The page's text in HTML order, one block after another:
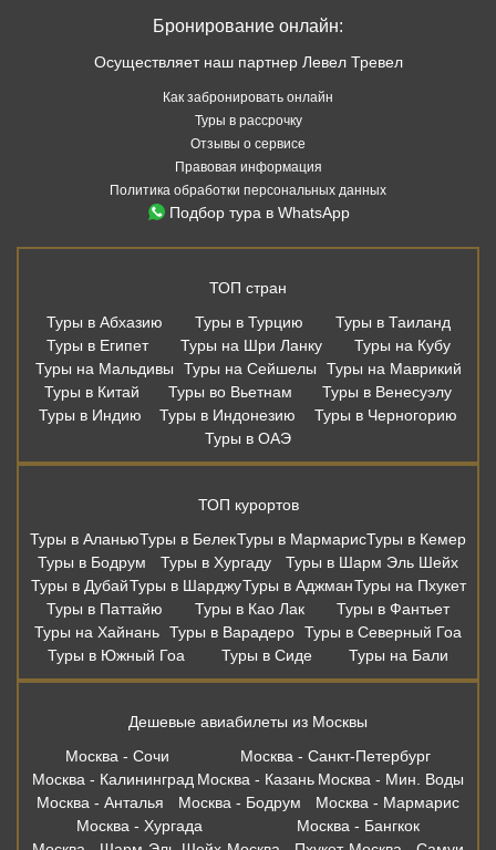
Бронирование онлайн:
Осуществляет наш партнер Левел Тревел
Как забронировать онлайн
Туры в рассрочку
Отзывы о сервисе
Правовая информация
Политика обработки персональных данных
Подбор тура в WhatsApp
ТОП стран
Туры в Абхазию
Туры в Турцию
Туры в Таиланд
Туры в Египет
Туры на Шри Ланку
Туры на Кубу
Туры на Мальдивы
Туры на Сейшелы
Туры на Маврикий
Туры в Китай
Туры во Вьетнам
Туры в Венесуэлу
Туры в Индию
Туры в Индонезию
Туры в Черногорию
Туры в ОАЭ
ТОП курортов
Туры в АланьюТуры в БелекТуры в МармарисТуры в Кемер
Туры в Бодрум
Туры в Хургаду
Туры в Шарм Эль Шейх
Туры в ДубайТуры в ШарджуТуры в АджманТуры на Пхукет
Туры в Паттайю
Туры в Као Лак
Туры в Фантьет
Туры на Хайнань Туры в Варадеро Туры в Северный Гоа
Туры в Южный Гоа
Туры в Сиде Туры на Бали
Дешевые авиабилеты из Москвы
Москва - Сочи
Москва - Санкт-Петербург
Москва - Калининград Москва - Казань Москва - Мин. Воды
Москва - Анталья
Москва - Бодрум
Москва - Мармарис
Москва - Хургада
Москва - Бангкок